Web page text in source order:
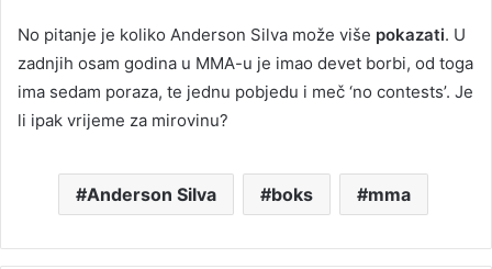
No pitanje je koliko Anderson Silva može više pokazati. U
zadnjih osam godina u MMA-u je imao devet borbi, od toga
ima sedam poraza, te jednu pobjedu i meč ‘no contests’. Je
li ipak vrijeme za mirovinu?
Anderson Silva boks mma